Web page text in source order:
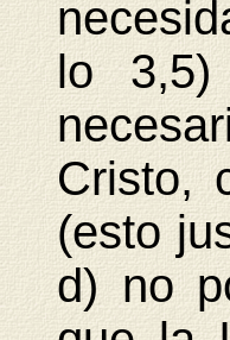
lo
Cristo,
(esto
d) no